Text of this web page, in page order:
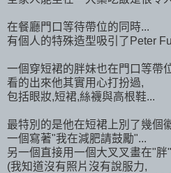
在餐廳門口等待帶位的同時...
有個人的特殊造型吸引了Peter
一個穿短裙的胖妹也在門口等帶
看的出來他其實用心打扮過,
包括眼妝,短裙,絲襪與高根鞋...
最特別的是他在短裙上別了幾個
一個寫著"我在減肥請鼓勵"...
另一個直接用一個大叉叉畫在"胖
(我知道沒有照片沒有說服力,